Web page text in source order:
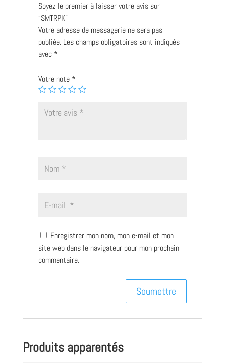
Soyez le premier à laisser votre avis sur
“SMTRPK”
Votre adresse de messagerie ne sera pas
publiée.Les champs obligatoires sont indiqués
avec *
Votre note *
Enregistrer mon nom, mon e-mail et mon
site web dans le navigateur pour mon prochain
commentaire.
Produits apparentés